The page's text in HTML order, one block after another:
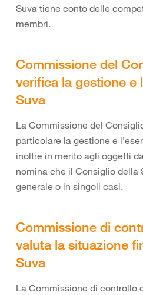
Suva tiene conto delle
membri.
Commissione del
verifica la gestione e
Suva
La Commissione del
particolare la gestione e
inoltre in merito agli oggetti
nomina che il Consiglio della
generale o in singoli casi.
Commissione di
valuta la situazione
Suva
La Commissione di controllo